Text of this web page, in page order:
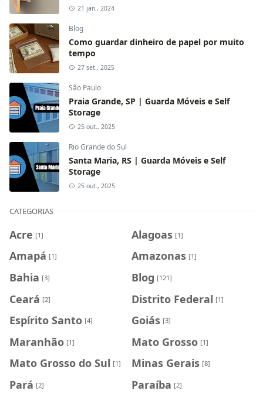
21 jan., 2024
Blog
Como guardar dinheiro de papel por muito
tempo
27 set., 2025
São Paulo
Praia Grande, SP | Guarda Móveis e Self
Storage
25 out., 2025
Rio Grande do Sul
Santa Maria, RS | Guarda Móveis e Self
Storage
25 out., 2025
CATEGORIAS
Acre [1] Alagoas [1]
Amapá [1] Amazonas [1]
Bahia [3] Blog [121]
Ceará [2] Distrito Federal [1]
Espírito Santo [4] Goiás [3]
Maranhão [1] Mato Grosso [1]
Mato Grosso do Sul [1] Minas Gerais [8]
Pará [2] Paraíba [2]